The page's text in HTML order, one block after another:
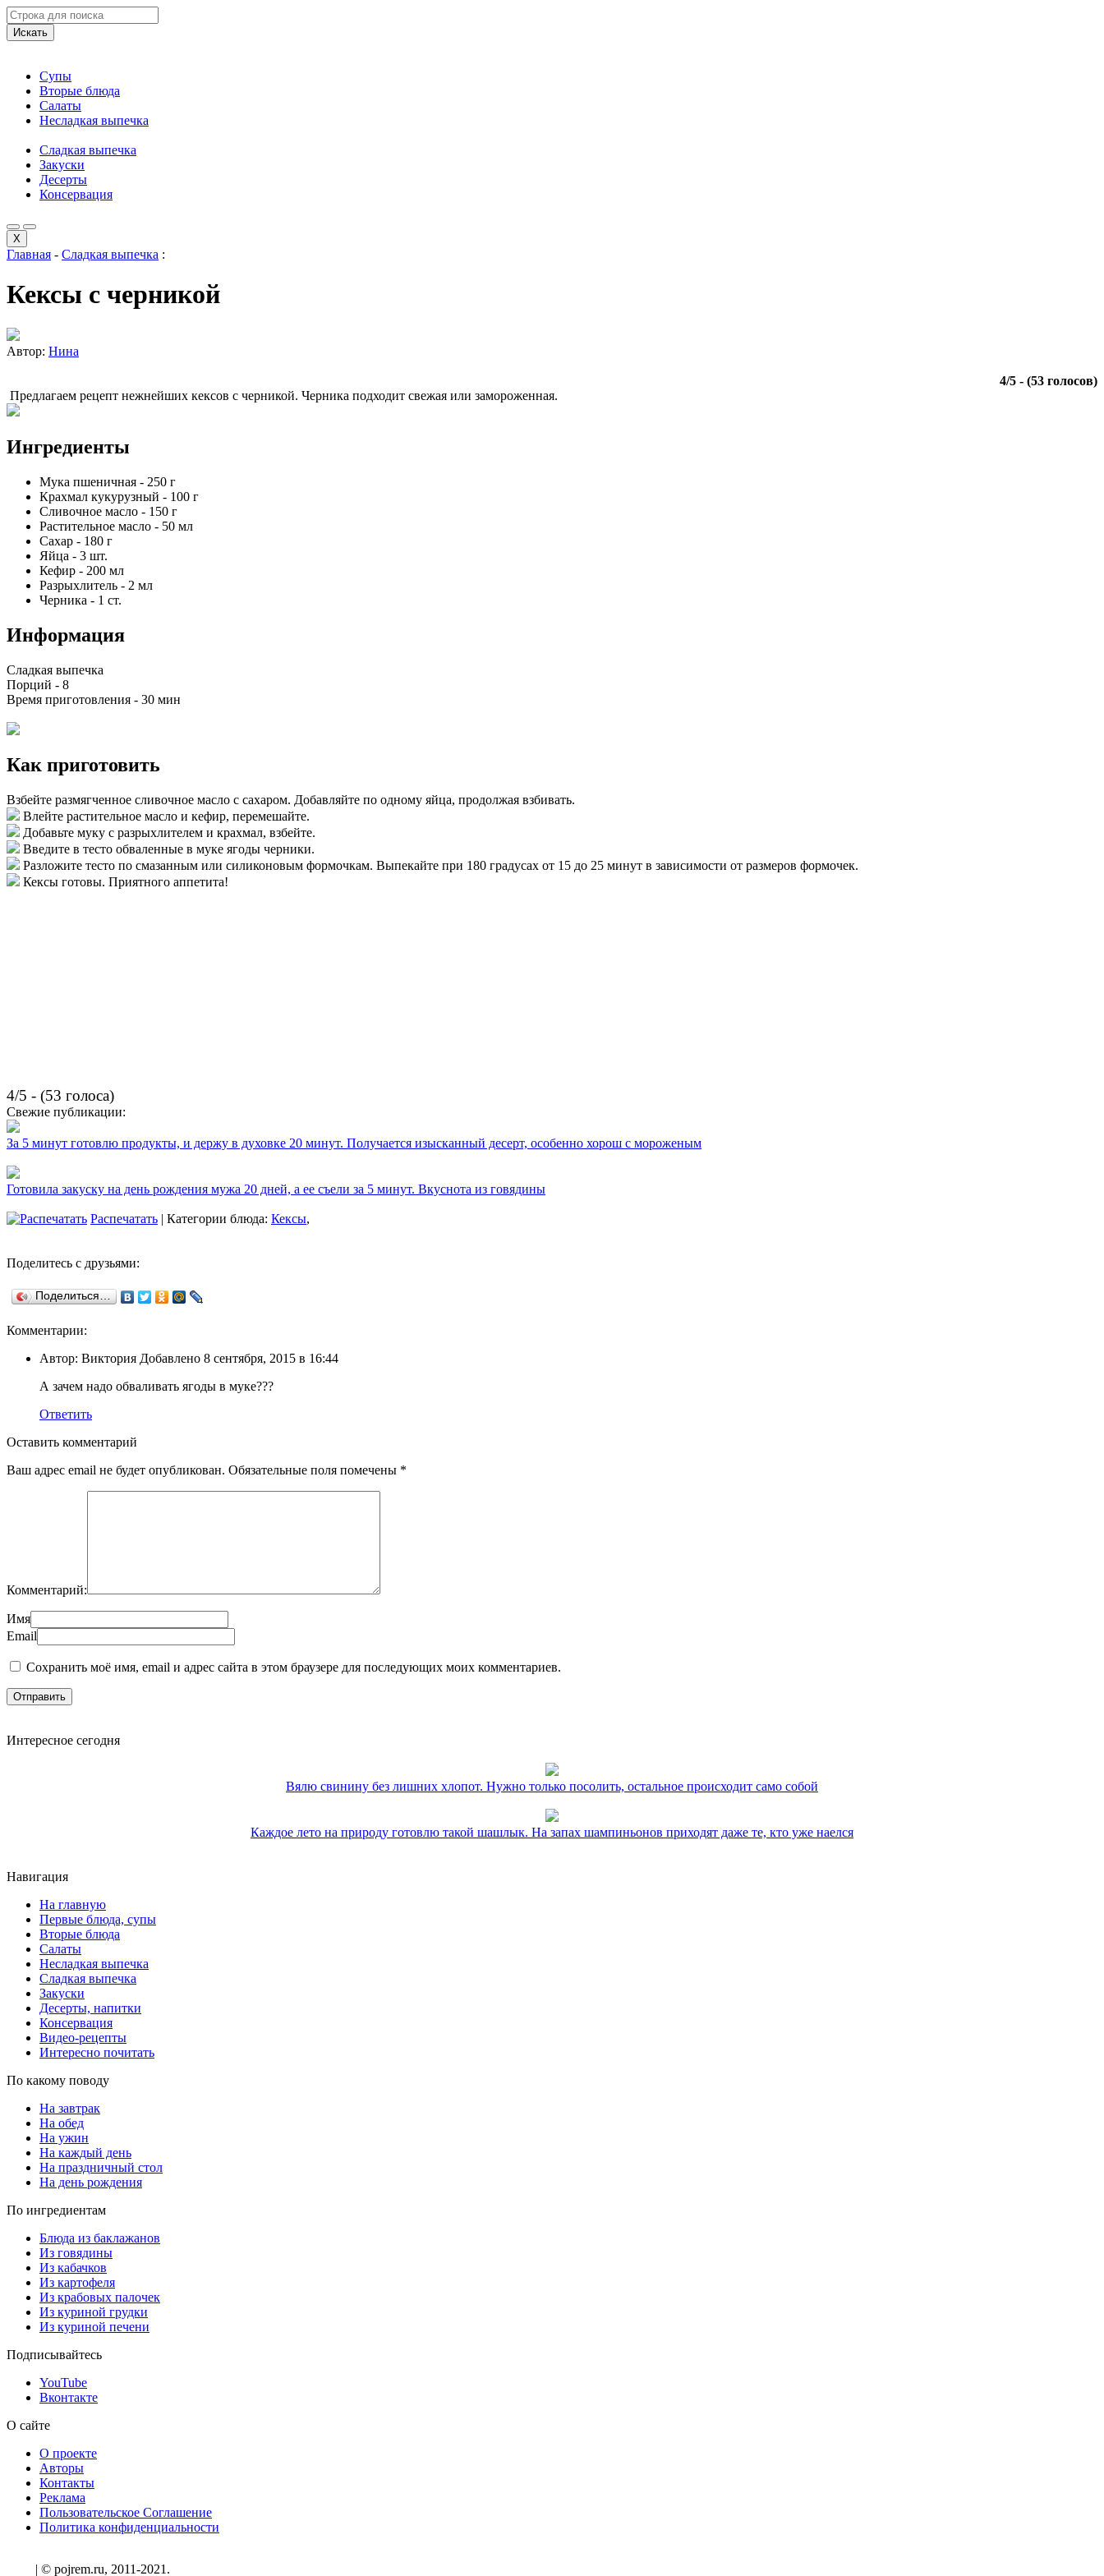
Искать
Супы
Вторые блюда
Салаты
Несладкая выпечка
Сладкая выпечка
Закуски
Десерты
Консервация
X
Главная - Сладкая выпечка :
Кексы с черникой
Автор: Нина
4/5 - (53 голосов)
Предлагаем рецепт нежнейших кексов с черникой. Черника подходит свежая или замороженная.
Ингредиенты
Мука пшеничная - 250 г
Крахмал кукурузный - 100 г
Сливочное масло - 150 г
Растительное масло - 50 мл
Сахар - 180 г
Яйца - 3 шт.
Кефир - 200 мл
Разрыхлитель - 2 мл
Черника - 1 ст.
Информация
Сладкая выпечка
Порций - 8
Время приготовления - 30 мин
Как приготовить
Взбейте размягченное сливочное масло с сахаром. Добавляйте по одному яйца, продолжая взбивать.
Влейте растительное масло и кефир, перемешайте.
Добавьте муку с разрыхлителем и крахмал, взбейте.
Введите в тесто обваленные в муке ягоды черники.
Разложите тесто по смазанным или силиконовым формочкам. Выпекайте при 180 градусах от 15 до 25 минут в зависимости от размеров формочек.
Кексы готовы. Приятного аппетита!
4/5 - (53 голоса)
Свежие публикации:
За 5 минут готовлю продукты, и держу в духовке 20 минут. Получается изысканный десерт, особенно хорош с мороженым
Готовила закуску на день рождения мужа 20 дней, а ее съели за 5 минут. Вкуснота из говядины
Распечатать | Категории блюда: Кексы,
Поделитесь с друзьями:
Поделиться…
Комментарии:
Автор: Виктория Добавлено 8 сентября, 2015 в 16:44
А зачем надо обваливать ягоды в муке???
Ответить
Оставить комментарий
Ваш адрес email не будет опубликован. Обязательные поля помечены *
Комментарий:
Имя
Email
Сохранить моё имя, email и адрес сайта в этом браузере для последующих моих комментариев.
Интересное сегодня
Вялю свинину без лишних хлопот. Нужно только посолить, остальное происходит само собой
Каждое лето на природу готовлю такой шашлык. На запах шампиньонов приходят даже те, кто уже наелся
Навигация
На главную
Первые блюда, супы
Вторые блюда
Салаты
Несладкая выпечка
Сладкая выпечка
Закуски
Десерты, напитки
Консервация
Видео-рецепты
Интересно почитать
По какому поводу
На завтрак
На обед
На ужин
На каждый день
На праздничный стол
На день рождения
По ингредиентам
Блюда из баклажанов
Из говядины
Из кабачков
Из картофеля
Из крабовых палочек
Из куриной грудки
Из куриной печени
Подписывайтесь
YouTube
Вконтакте
О сайте
О проекте
Авторы
Контакты
Реклама
Пользовательское Соглашение
Политика конфиденциальности
| © pojrem.ru, 2011-2021.